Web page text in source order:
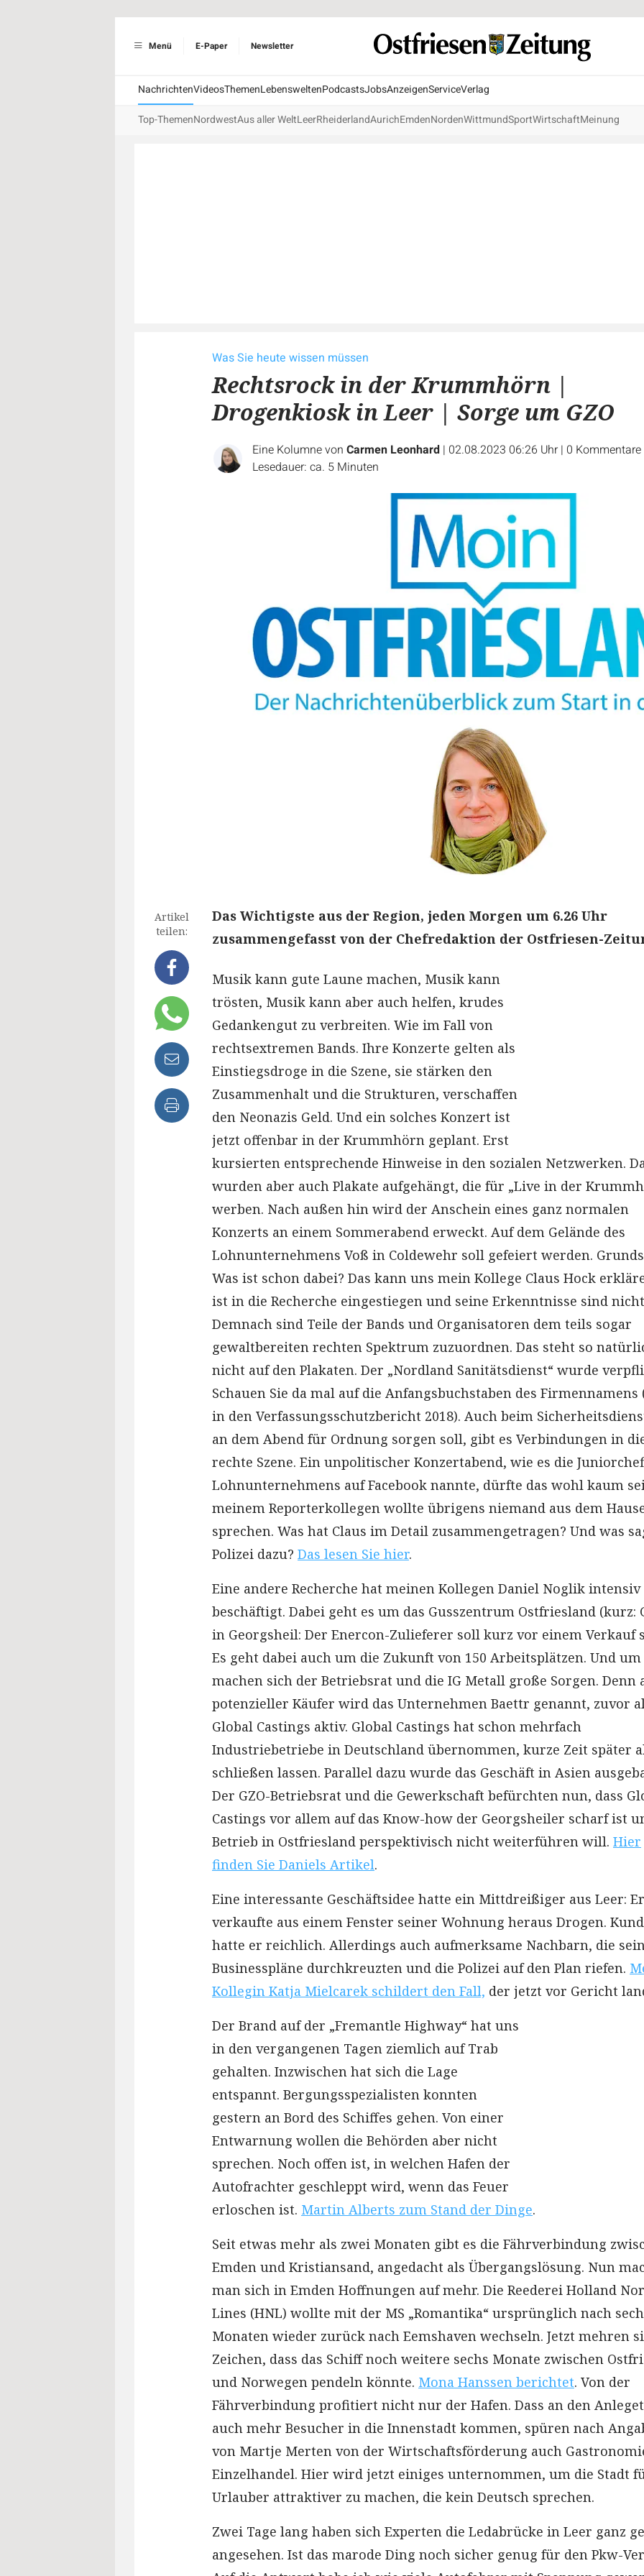
Menü E-Paper Newsletter
NachrichtenVideosThemenLebensweltenPodcastsJobsAnzeigenServiceVerlag
Top-ThemenNordwestAus aller WeltLeerRheiderlandAurichEmdenNordenWittmundSportWirtschaftMeinung
Was Sie heute wissen müssen
Rechtsrock in der Krummhörn |
Drogenkiosk in Leer | Sorge um GZO
Eine Kolumne von Carmen Leonhard | 02.08.2023 06:26 Uhr | 0 Kommentare
Lesedauer: ca. 5 Minuten
Artikel
teilen:
Das Wichtigste aus der Region, jeden Morgen um 6.26 Uhr
zusammengefasst von der Chefredaktion der Ostfriesen-
Musik kann gute Laune machen, Musik kann
trösten, Musik kann aber auch helfen, krudes
Gedankengut zu verbreiten. Wie im Fall von
rechtsextremen Bands. Ihre Konzerte gelten als
Einstiegsdroge in die Szene, sie stärken den
Zusammenhalt und die Strukturen, verschaffen
den Neonazis Geld. Und ein solches Konzert ist
jetzt offenbar in der Krummhörn geplant. Erst
kursierten entsprechende Hinweise in den sozialen Netzwerken.
wurden aber auch Plakate aufgehängt, die für „Live in der
werben. Nach außen hin wird der Anschein eines ganz normalen
Konzerts an einem Sommerabend erweckt. Auf dem Gelände des
Lohnunternehmens Voß in Coldewehr soll gefeiert werden.
Was ist schon dabei? Das kann uns mein Kollege Claus Hock
ist in die Recherche eingestiegen und seine Erkenntnisse sind
Demnach sind Teile der Bands und Organisatoren dem teils sogar
gewaltbereiten rechten Spektrum zuzuordnen. Das steht so
nicht auf den Plakaten. Der „Nordland Sanitätsdienst“ wurde
Schauen Sie da mal auf die Anfangsbuchstaben des Firmennamens
in den Verfassungsschutzbericht 2018). Auch beim
an dem Abend für Ordnung sorgen soll, gibt es Verbindungen in
rechte Szene. Ein unpolitischer Konzertabend, wie es die
Lohnunternehmens auf Facebook nannte, dürfte das wohl kaum
meinem Reporterkollegen wollte übrigens niemand aus dem
sprechen. Was hat Claus im Detail zusammengetragen? Und was
Polizei dazu? Das lesen Sie hier.
Eine andere Recherche hat meinen Kollegen Daniel Noglik intensiv
beschäftigt. Dabei geht es um das Gusszentrum Ostfriesland (kurz:
in Georgsheil: Der Enercon-Zulieferer soll kurz vor einem Verkauf
Es geht dabei auch um die Zukunft von 150 Arbeitsplätzen. Und
machen sich der Betriebsrat und die IG Metall große Sorgen. Denn
potenzieller Käufer wird das Unternehmen Baettr genannt, zuvor
Global Castings aktiv. Global Castings hat schon mehrfach
Industriebetriebe in Deutschland übernommen, kurze Zeit später
schließen lassen. Parallel dazu wurde das Geschäft in Asien
Der GZO-Betriebsrat und die Gewerkschaft befürchten nun, dass
Castings vor allem auf das Know-how der Georgsheiler scharf ist
Betrieb in Ostfriesland perspektivisch nicht weiterführen will. Hier
finden Sie Daniels Artikel.
Eine interessante Geschäftsidee hatte ein Mittdreißiger aus Leer: Er
verkaufte aus einem Fenster seiner Wohnung heraus Drogen.
hatte er reichlich. Allerdings auch aufmerksame Nachbarn, die
Businesspläne durchkreuzten und die Polizei auf den Plan riefen.
Kollegin Katja Mielcarek schildert den Fall, der jetzt vor Gericht
Der Brand auf der „Fremantle Highway“ hat uns
in den vergangenen Tagen ziemlich auf Trab
gehalten. Inzwischen hat sich die Lage
entspannt. Bergungsspezialisten konnten
gestern an Bord des Schiffes gehen. Von einer
Entwarnung wollen die Behörden aber nicht
sprechen. Noch offen ist, in welchen Hafen der
Autofrachter geschleppt wird, wenn das Feuer
erloschen ist. Martin Alberts zum Stand der Dinge.
Seit etwas mehr als zwei Monaten gibt es die Fährverbindung
Emden und Kristiansand, angedacht als Übergangslösung. Nun
man sich in Emden Hoffnungen auf mehr. Die Reederei Holland
Lines (HNL) wollte mit der MS „Romantika“ ursprünglich nach
Monaten wieder zurück nach Eemshaven wechseln. Jetzt mehren
Zeichen, dass das Schiff noch weitere sechs Monate zwischen
und Norwegen pendeln könnte. Mona Hanssen berichtet. Von der
Fährverbindung profitiert nicht nur der Hafen. Dass an den
auch mehr Besucher in die Innenstadt kommen, spüren nach
von Martje Merten von der Wirtschaftsförderung auch
Einzelhandel. Hier wird jetzt einiges unternommen, um die Stadt
Urlauber attraktiver zu machen, die kein Deutsch sprechen.
Zwei Tage lang haben sich Experten die Ledabrücke in Leer ganz
angesehen. Ist das marode Ding noch sicher genug für den Pkw-